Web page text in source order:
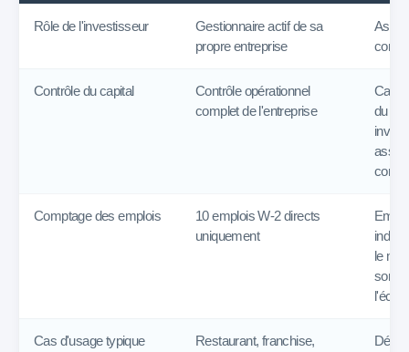
Rôle de l'investisseur
Gestionnaire actif de sa
propre entreprise
Contrôle du capital
Contrôle opérationnel
complet de l'entreprise
du
Comptage des emplois
10 emplois W-2 directs
uniquement
le
Cas d'usage typique
Restaurant, franchise,